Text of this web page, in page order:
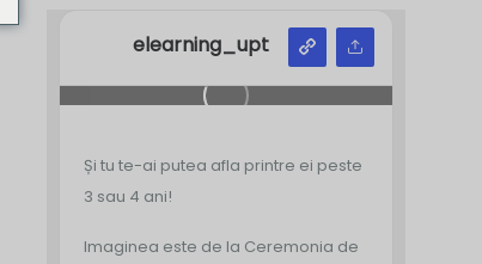
elearning_upt
Și tu te-ai putea afla printre ei peste
3 sau 4 ani!
Imaginea este de la Ceremonia de